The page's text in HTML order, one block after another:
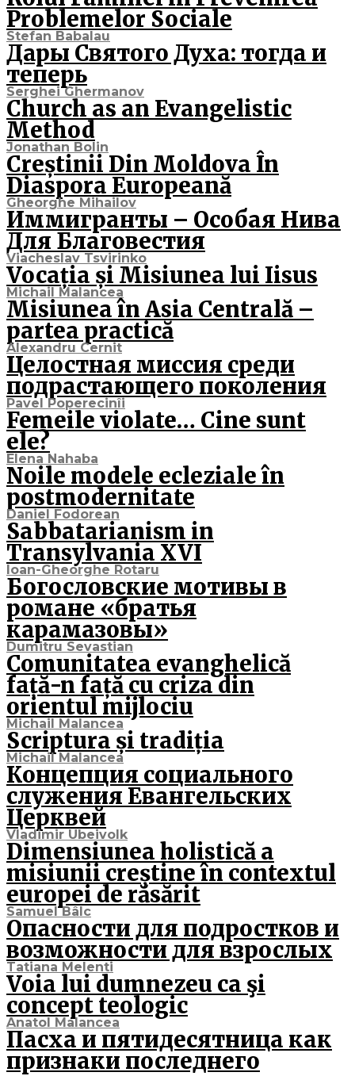
Problemelor Sociale
Stefan Babalau
Дары Святого Духа: тогда и
теперь
Serghei Ghermanov
Church as an Evangelistic
Method
Jonathan Bolin
Creștinii Din Moldova În
Diaspora Europeană
Gheorghe Mihailov
Иммигранты – Особая Нива
Для Благовестия
Viacheslav Tsvirinko
Vocația și Misiunea lui Iisus
Michail Malancea
Misiunea în Asia Centrală –
partea practică
Alexandru Cernit
Целостная миссия среди
подрастающего поколения
Pavel Poperecinîi
Femeile violate… Cine sunt
ele?
Elena Nahaba
Noile modele ecleziale în
postmodernitate
Daniel Fodorean
Sabbatarianism in
Transylvania XVI
Ioan-Gheorghe Rotaru
Богословские мотивы в
романе «братья
карамазовы»
Dumitru Sevastian
Comunitatea evanghelică
față-n față cu criza din
orientul mijlociu
Michail Malancea
Scriptura și tradiția
Michail Malancea
Концепция социального
служения Евангельских
Церквей
Vladimir Ubeivolk
Dimensiunea holistică a
misiunii creștine în contextul
europei de răsărit
Samuel Bâlc
Опасности для подростков и
возможности для взрослых
Tatiana Melenti
Voia lui dumnezeu ca şi
concept teologic
Anatol Malancea
Пасха и пятидесятница как
признаки последнего